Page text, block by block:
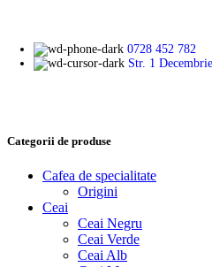
0728 452 782
Str. 1
Categorii de produse
Cafea de specialitate
Origini
Ceai
Ceai Negru
Ceai Verde
Ceai Alb